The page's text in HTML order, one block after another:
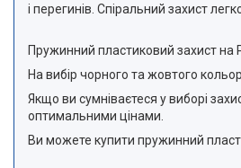
і перегинів. Спіральний захист
Пружинний пластиковий захист на
На вибір чорного та жовтого
Якщо ви сумніваєтеся у виборі
оптимальними цінами.
Ви можете купити пружинний